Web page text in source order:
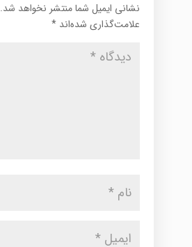
نشانی ایمیل شما منتشر نخواهد شد.
علامت‌گذاری شده‌اند *